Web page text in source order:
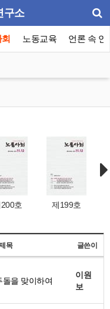
구소
노동교육 언론 속 연
호 제199호
목 글쓴이
돌을 맞이하여
이원
보